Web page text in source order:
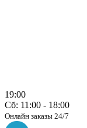
19:00
Сб: 11:00 - 18:00
Онлайн заказы 24/7